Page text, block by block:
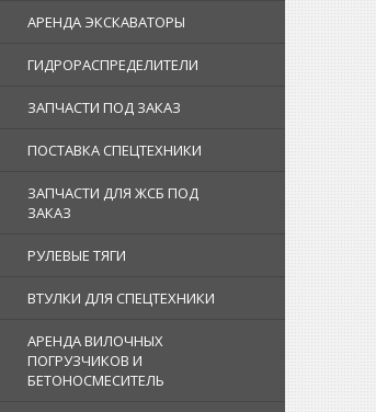
АРЕНДА ЭКСКАВАТОРЫ
ГИДРОРАСПРЕДЕЛИТЕЛИ
ЗАПЧАСТИ ПОД ЗАКАЗ
ПОСТАВКА СПЕЦТЕХНИКИ
ЗАПЧАСТИ ДЛЯ ЖСБ ПОД
ЗАКАЗ
РУЛЕВЫЕ ТЯГИ
ВТУЛКИ ДЛЯ СПЕЦТЕХНИКИ
АРЕНДА ВИЛОЧНЫХ
ПОГРУЗЧИКОВ И
БЕТОНОСМЕСИТЕЛЬ